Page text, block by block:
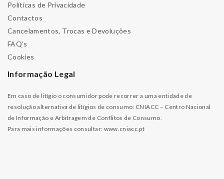
Políticas de Privacidade
Contactos
Cancelamentos, Trocas e Devoluções
FAQ’s
Cookies
Informação Legal
Em caso de litígio o consumidor pode recorrer a uma entidade de
resolução alternativa de litígios de consumo: CNIACC – Centro Nacional
de Informação e Arbitragem de Conflitos de Consumo.
Para mais informações consultar: www.cniacc.pt